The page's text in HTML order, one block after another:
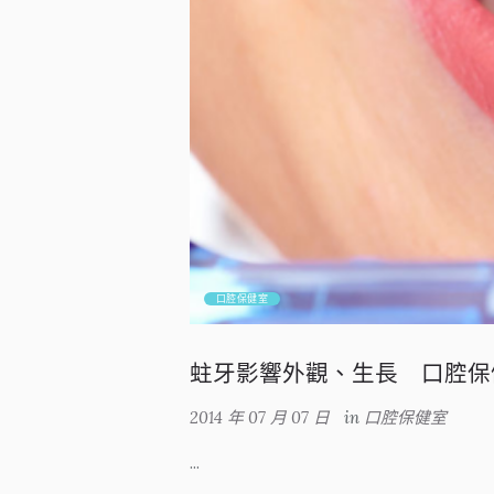
口腔保健室
蛀牙影響外觀、生長 口腔
2014 年 07 月 07 日 in 口腔保健室
...